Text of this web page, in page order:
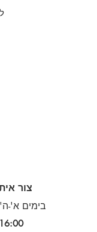
צור
בימים א'-